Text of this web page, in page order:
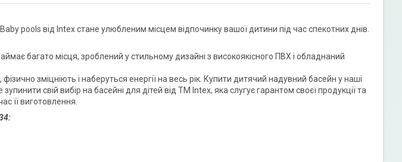
pools від Intex стане улюбленим місцем відпочинку вашої дитини під час спекотних днів.
багато місця, зроблений у стильному дизайні з високоякісного ПВХ і обладнаний
зміцніють і наберуться енергії на весь рік. Купити дитячий надувний басейн у наші
свій вибір на басейні для дітей від ТМ Intex, яка слугує гарантом своєї продукції та
її виготовлення.